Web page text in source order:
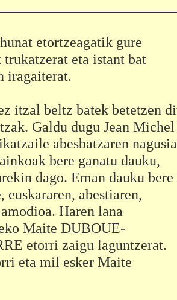
etortzeagatik gure
trukatzerat eta istant bat
iragaiterat.
itzal beltz batek betetzen
Galdu dugu Jean Michel
abesbatzaren
bere ganatu dauku,
dago. Eman dauku bere
euskararen, abestiaren,
Haren lana
Maite DUBOUE-
etorri zaigu laguntzerat.
eta mil esker Maite